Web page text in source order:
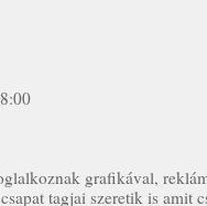
grafikával,
tagjai szeretik is amit